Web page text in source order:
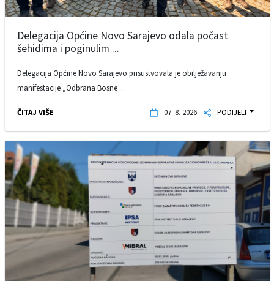
Delegacija Općine Novo Sarajevo odala počast
šehidima i poginulim ...
Delegacija Općine Novo Sarajevo prisustvovala je obilježavanju
manifestacije „Odbrana Bosne ...
ČITAJ VIŠE 07. 8. 2026. PODIJELI